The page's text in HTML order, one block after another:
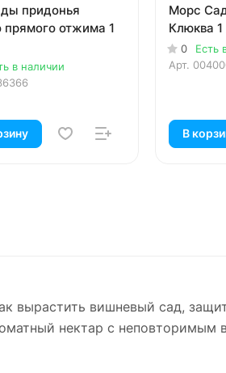
придонья
прямого отжима 1
в наличии
Морс
Клюква 1
0
Есть
Арт.
В
вырастить вишневый сад,
нектар с неповторимым